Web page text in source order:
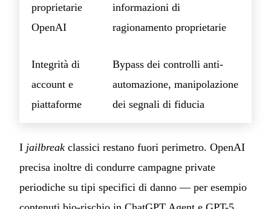
proprietarie
OpenAI
informazioni di
ragionamento proprietarie
Integrità di
account e
piattaforme
Bypass dei controlli anti-
automazione, manipolazione
dei segnali di fiducia
I jailbreak classici restano fuori perimetro. OpenAI
precisa inoltre di condurre campagne private
periodiche su tipi specifici di danno — per esempio